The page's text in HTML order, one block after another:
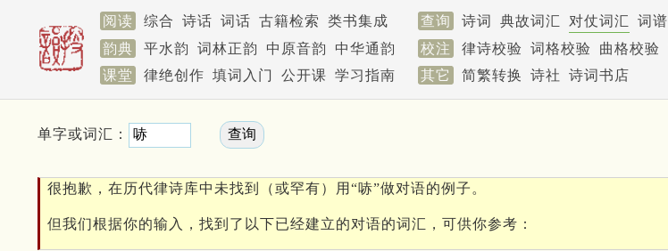
阅读 综合 诗话 词话 古籍检索 类书集成 查询 诗词 典故词汇 对仗词汇 词谱
韵典
平水韵 词林正韵 中原音韵 中华通韵 校注 律诗校验 词格校验 曲格校验
课堂
律绝创作 填词入门 公开课 学习指南 其它 简繁转换 诗社 诗词书店
单字或词汇：
很抱歉，在历代律诗库中未找到（或罕有）用“哧”做对语的例子。
但我们根据你的输入，找到了以下已经建立的对语的词汇，可供你参考：